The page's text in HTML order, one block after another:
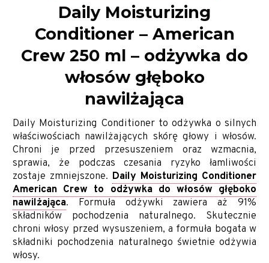
Daily Moisturizing
Conditioner – American
Crew 250 ml – odżywka do
włosów głęboko
nawilżająca
Daily Moisturizing Conditioner to odżywka o silnych
właściwościach nawilżających skórę głowy i włosów.
Chroni je przed przesuszeniem oraz wzmacnia,
sprawia, że podczas czesania ryzyko łamliwości
zostaje zmniejszone. Daily Moisturizing Conditioner
American Crew to odżywka do włosów głęboko
nawilżająca. Formuła odżywki zawiera aż 91%
składników pochodzenia naturalnego. Skutecznie
chroni włosy przed wysuszeniem, a formuła bogata w
składniki pochodzenia naturalnego świetnie odżywia
włosy.